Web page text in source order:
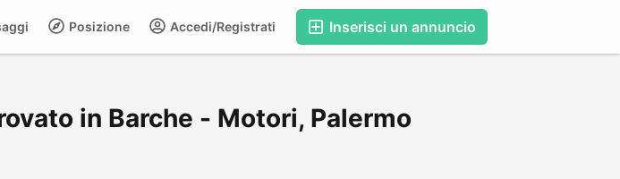
Inserisci un annuncio
Accedi/Registrati
Posizione
in Barche - Motori, Palermo